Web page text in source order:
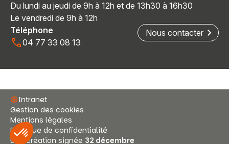
Du lundi au jeudi de 9h à 12h et de 13h30 à 16h30
Le vendredi de 9h à 12h
Téléphone
04 77 33 08 13
Nous contacter
Intranet
Gestion des cookies
Mentions légales
Politique de confidentialité
Une création signée 32 décembre